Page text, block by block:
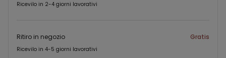
Ricevilo in 2-4 giorni lavorativi
Ritiro in negozio Gratis
Ricevilo in 4-5 giorni lavorativi